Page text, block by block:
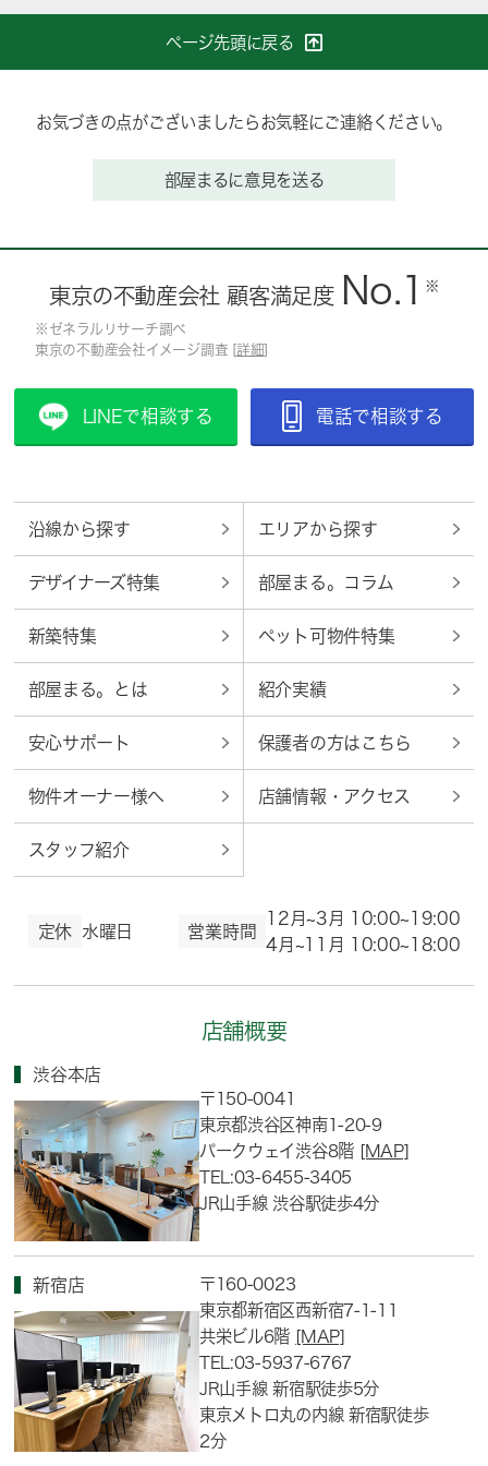
ページ先頭に戻る
お気づきの点がございましたらお気軽にご連絡ください。
部屋まるに意見を送る
東京の不動産会社 顧客満足度 No.1 ※
※ゼネラルリサーチ調べ
東京の不動産会社イメージ調査 [ 詳細
LINEで相談する 電話で相談する
沿線から探す エリアから探す
デザイナーズ特集 部屋まる。コラム
新築特集 ペット可物件特集
部屋まる。とは 紹介実績
安心サポート 保護者の方はこちら
物件オーナー様へ 店舗情報・アクセス
スタッフ紹介
定休 水曜日 営業時間
12月~3月 10:00~19:00
4月~11月 10:00~18:00
店舗概要
渋谷本店
〒150-0041
東京都渋谷区神南1-20-9
パークウェイ渋谷8階 [MAP]
TEL:03-6455-3405
JR山手線 渋谷駅徒歩4分
新宿店
〒160-0023
東京都新宿区西新宿7-1-11
共栄ビル6階 [MAP]
TEL:03-5937-6767
JR山手線 新宿駅徒歩5分
東京メトロ丸の内線 新宿駅徒歩
2分